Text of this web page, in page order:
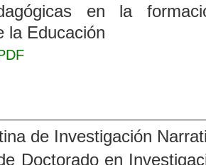
en la
la Educación
de Investigación
Doctorado en